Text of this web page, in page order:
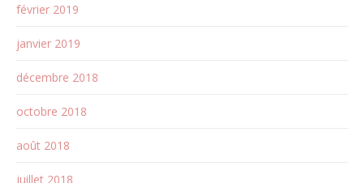
février 2019
janvier 2019
décembre 2018
octobre 2018
août 2018
juillet 2018